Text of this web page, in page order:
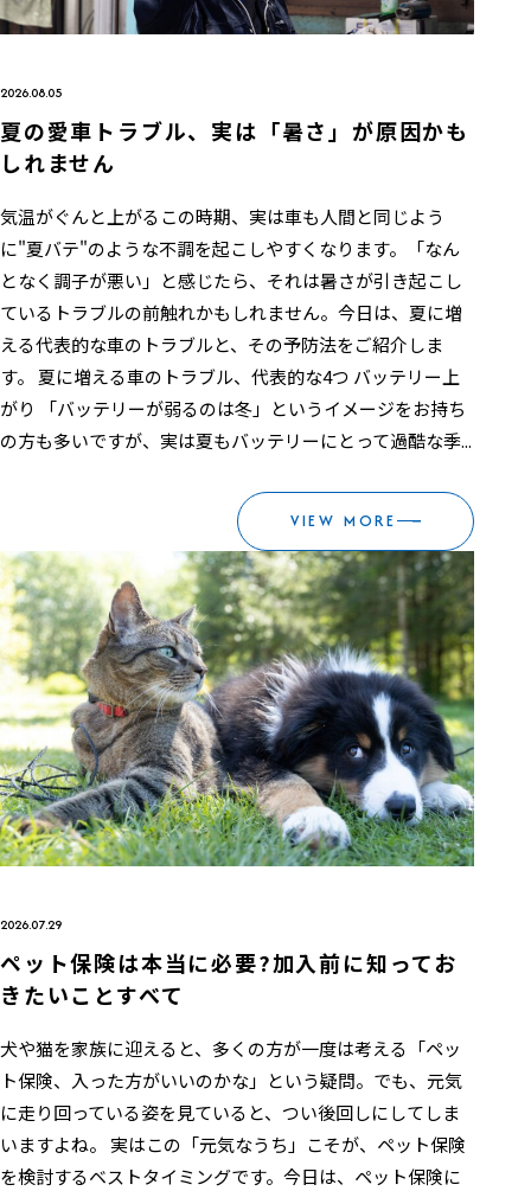
2026.08.05
夏の愛車トラブル、実は「暑さ」が原因かも
しれません
気温がぐんと上がるこの時期、実は車も人間と同じよう
に"夏バテ"のような不調を起こしやすくなります。「なん
となく調子が悪い」と感じたら、それは暑さが引き起こし
ているトラブルの前触れかもしれません。今日は、夏に増
える代表的な車のトラブルと、その予防法をご紹介しま
す。 夏に増える車のトラブル、代表的な4つ バッテリー上
がり 「バッテリーが弱るのは冬」というイメージをお持ち
の方も多いですが、実は夏もバッテリーにとって過酷な季...
VIEW MORE
2026.07.29
ペット保険は本当に必要?加入前に知ってお
きたいことすべて
犬や猫を家族に迎えると、多くの方が一度は考える「ペッ
ト保険、入った方がいいのかな」という疑問。でも、元気
に走り回っている姿を見ていると、つい後回しにしてしま
いますよね。 実はこの「元気なうち」こそが、ペット保険
を検討するベストタイミングです。今日は、ペット保険に